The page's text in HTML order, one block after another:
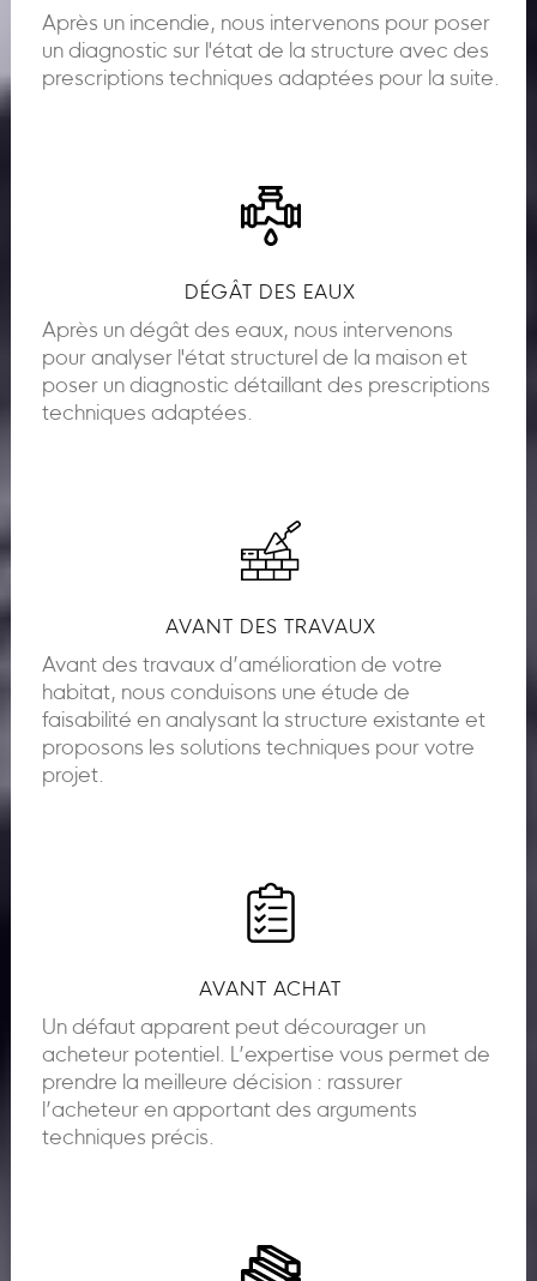
Après un incendie, nous intervenons pour poser
un diagnostic sur l'état de la structure avec des
prescriptions techniques adaptées pour la suite.
DÉGÂT DES EAUX
Après un dégât des eaux, nous intervenons
pour analyser l'état structurel de la maison et
poser un diagnostic détaillant des prescriptions
techniques adaptées.
AVANT DES TRAVAUX
Avant des travaux d’amélioration de votre
habitat, nous conduisons une étude de
faisabilité en analysant la structure existante et
proposons les solutions techniques pour votre
projet.
AVANT ACHAT
Un défaut apparent peut décourager un
acheteur potentiel. L’expertise vous permet de
prendre la meilleure décision : rassurer
l’acheteur en apportant des arguments
techniques précis.